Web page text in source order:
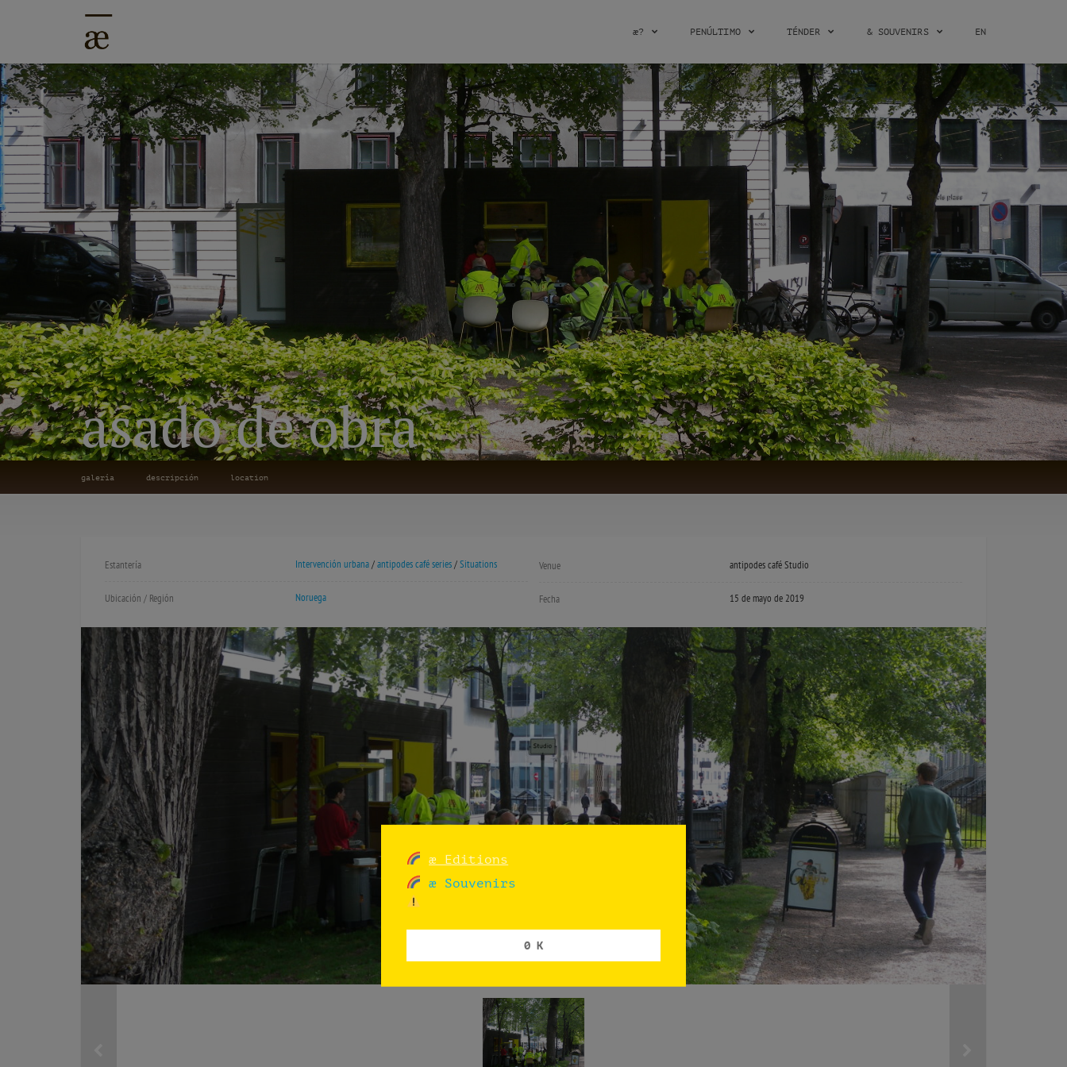
æ? PENÚLTIMO TÉNDER & SOUVENIRS EN
asado de obra
galería descripción location
Estantería Intervención urbana/antipodes café series/Situations
Ubicación / Región Noruega
Venue antipodes café Studio
Fecha 15 de mayo de 2019
æ Editions
æ Souvenirs
0 K